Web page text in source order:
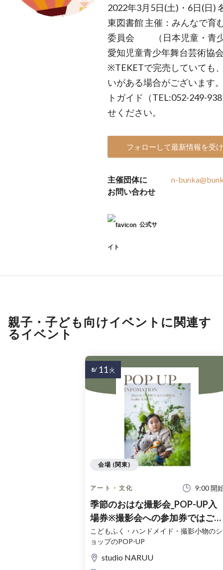
2022年3月5日(土)・6日(日)
東図書館 主催：みんなで育
委員会 （日本児童・青少
愛知児童青少年舞台芸術協
※TEKETで完売していても
いがある場合がございま
トガイド（TEL:052-249-
せください。
フォローして最新情報を受
主催団体に
お問い合わせ
n-
公式サ
イト
親子・子ども向けイベントに関連す
るイベント
アート・文化 9:00 開
季節のおはな撮影会_POP-UP入
場券※撮影会への参加券ではござ
いません。
こどもふく・ハンドメイド・撮影小物のシ
ョップのPOP-UP
studio NARUU
会場 (関東)
8/ 11 火